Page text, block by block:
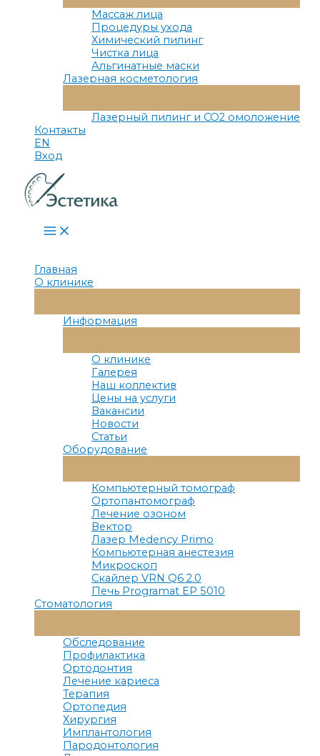
Меню
Массаж лица
Процедуры ухода
Химический пилинг
Чистка лица
Альгинатные маски
Лазерная косметология
Меню
Лазерный пилинг и СО2 омоложение
Контакты
EN
Вход
Main
Menu
Главная
О клинике
Меню
Информация
Меню
О клинике
Галерея
Наш коллектив
Цены на услуги
Вакансии
Новости
Статьи
Оборудование
Меню
Компьютерный томограф
Ортопантомограф
Лечение озоном
Вектор
Лазер Medency Primo
Компьютерная анестезия
Микроскоп
Скайлер VRN Q6 2.0
Печь Programat EP 5010
Стоматология
Меню
Обследование
Профилактика
Ортодонтия
Лечение кариеса
Терапия
Ортопедия
Хирургия
Имплантология
Пародонтология